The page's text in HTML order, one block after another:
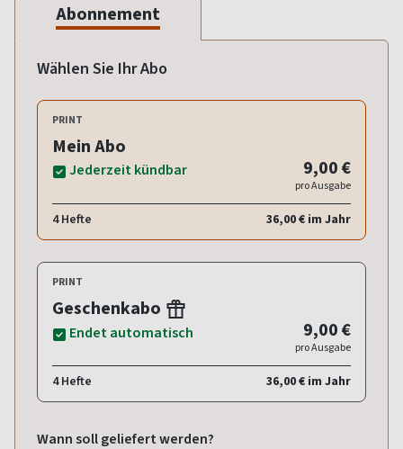
Abonnement
Wählen Sie Ihr Abo
PRINT
Mein Abo
Jederzeit kündbar 9,00 €
pro Ausgabe
4 Hefte 36,00 € im Jahr
PRINT
Geschenkabo
Endet automatisch 9,00 €
pro Ausgabe
4 Hefte 36,00 € im Jahr
Wann soll geliefert werden?